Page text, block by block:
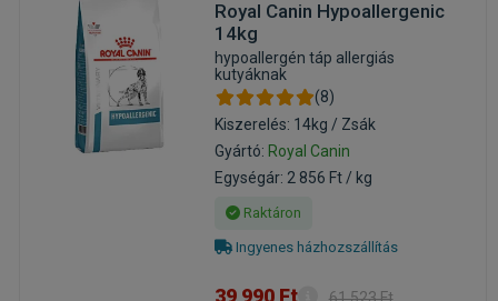
Royal Canin Hypoallergenic
14kg
hypoallergén táp allergiás
kutyáknak
(8)
Kiszerelés: 14kg / Zsák
Gyártó: Royal Canin
Egységár: 2 856 Ft / kg
Raktáron
Ingyenes házhozszállítás
39 990 Ft